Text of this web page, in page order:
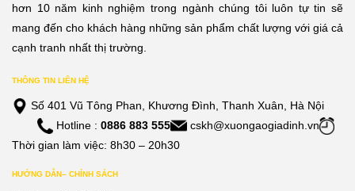
hơn 10 năm kinh nghiệm trong ngành chúng tôi luôn tự tin sẽ
mang đến cho khách hàng những sản phẩm chất lượng với giá cả
cạnh tranh nhất thị trường.
THÔNG TIN LIÊN HỆ
Số 401 Vũ Tông Phan, Khương Đình, Thanh Xuân, Hà Nội
Hotline : 0886 883 555
cskh@xuongaogiadinh.vn
Thời gian làm việc: 8h30 – 20h30
HƯỚNG DẪN– CHÍNH SÁCH